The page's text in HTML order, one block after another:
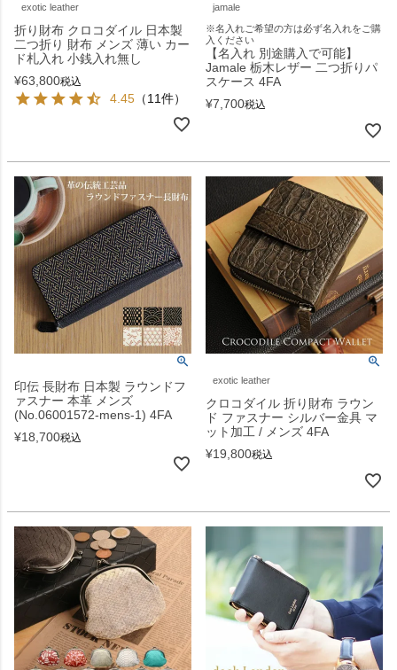
exotic leather
折り財布 クロコダイル 日本製
二つ折り 財布 メンズ 薄い カー
ド札入れ 小銭入れ無し
¥63,800税込
4.45 （11件）
jamale
※名入れご希望の方は必ず名入れをご購
入ください
【名入れ 別途購入で可能】
Jamale 栃木レザー 二つ折りパ
スケース 4FA
¥7,700税込
印伝 長財布 日本製 ラウンドフ
ァスナー 本革 メンズ
(No.06001572-mens-1) 4FA
¥18,700税込
exotic leather
クロコダイル 折り財布 ラウン
ド ファスナー シルバー金具 マ
ット加工 / メンズ 4FA
¥19,800税込